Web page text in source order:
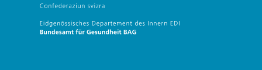
Bundesamt für Gesundheit